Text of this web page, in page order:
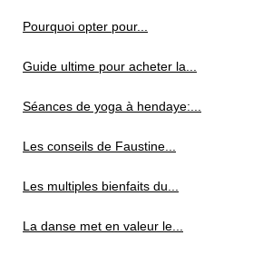
Pourquoi opter pour...
Guide ultime pour acheter la...
Séances de yoga à hendaye:...
Les conseils de Faustine...
Les multiples bienfaits du...
La danse met en valeur le...